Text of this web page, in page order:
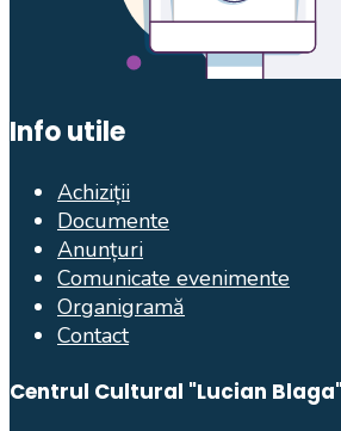
Info utile
Achiziții
Documente
Anunțuri
Comunicate evenimente
Organigramă
Contact
Centrul Cultural "Lucian